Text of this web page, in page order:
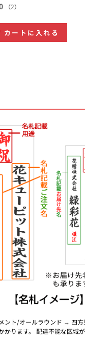
（2）
カートに入れる
ト/オールラウンド → 四
ります。 配達不能な区域